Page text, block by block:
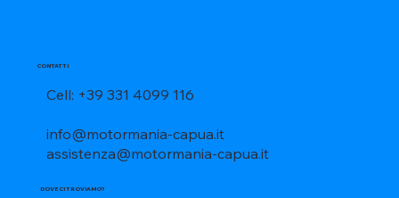
CONTATTI
Cell: +39 331 4099 116
info@motormania-capua.it
assistenza@motormania-capua.it
DOVE CI TROVIAMO?